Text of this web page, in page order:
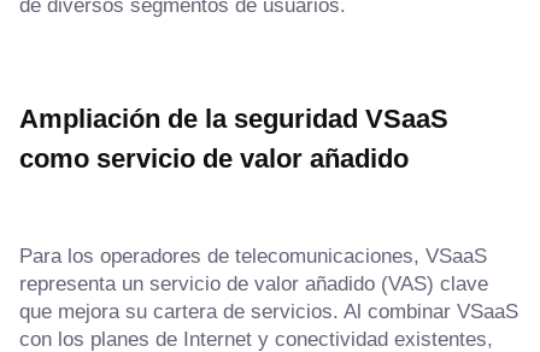
de diversos segmentos de usuarios.
Ampliación de la seguridad VSaaS
como servicio de valor añadido
Para los operadores de telecomunicaciones, VSaaS
representa un servicio de valor añadido (VAS) clave
que mejora su cartera de servicios. Al combinar VSaaS
con los planes de Internet y conectividad existentes,